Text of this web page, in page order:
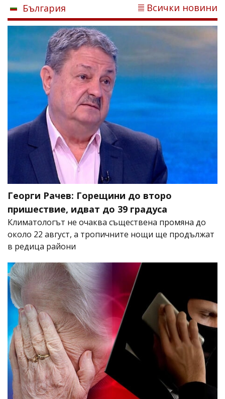
България Всички новини
Георги Рачев: Горещини до второ
пришествие, идват до 39 градуса
Климатологът не очаква съществена промяна до
около 22 август, а тропичните нощи ще продължат
в редица райони